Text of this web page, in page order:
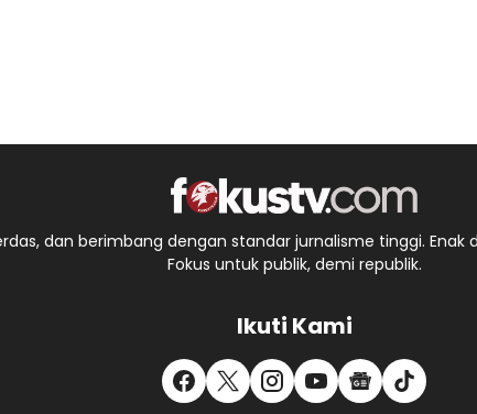
dan berimbang dengan standar jurnalisme tinggi.
Fokus untuk publik, demi republik.
Ikuti Kami